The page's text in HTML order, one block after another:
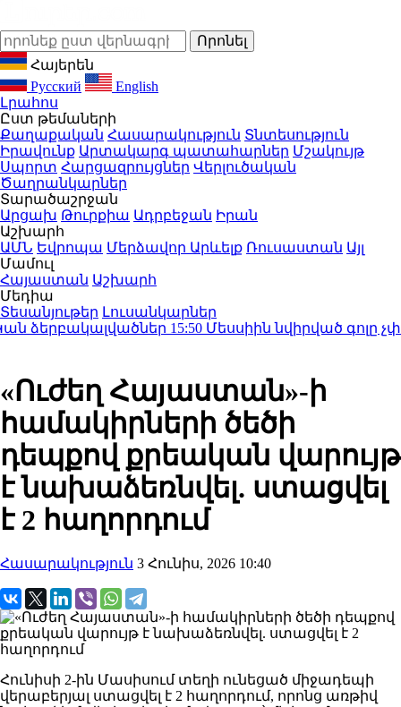
Հայերեն
Русский
English
Լրահոս
Ըստ թեմաների
Քաղաքական Հասարակություն Տնտեսություն
Իրավունք Արտակարգ պատահարներ Մշակույթ
Սպորտ Հարցազրույցներ Վերլուծական
Ծաղրանկարներ
Տարածաշրջան
Արցախ Թուրքիա Ադրբեջան Իրան
Աշխարհ
ԱՄՆ Եվրոպա Մերձավոր Արևելք Ռուսաստան Այլ
Մամուլ
Հայաստան Աշխարհ
Մեդիա
Տեսանյութեր Լուսանկարներ
15:50Մեսսիին նվիրված գոլը
«Ուժեղ Հայաստան»-ի
համակիրների ծեծի
դեպքով քրեական վարույթ
է նախաձեռնվել. ստացվել
է 2 հաղորդում
Հասարակություն 3 Հունիս, 2026 10:40
Հունիսի 2-ին Մասիսում տեղի ունեցած միջադեպի
վերաբերյալ ստացվել է 2 հաղորդում, որոնց առթիվ